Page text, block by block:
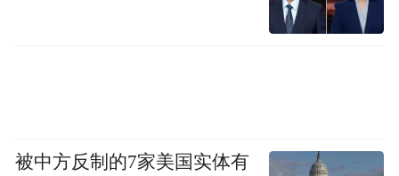
被中方反制的7家美国实体有